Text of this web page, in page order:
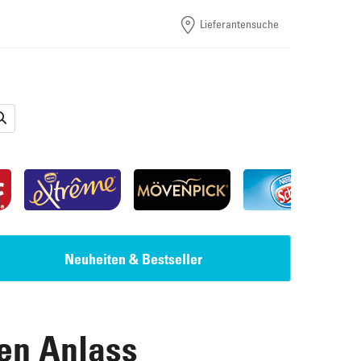
Lieferantensuche
Neuheiten & Bestseller
Anlass